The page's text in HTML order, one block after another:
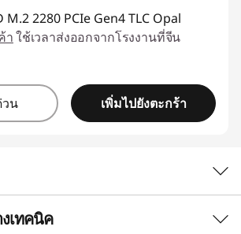
M.2 2280 PCIe Gen4 TLC Opal
าใช้เวลาส่งออกจากโรงงานที่จีน
น เพิ่มไปยังตะกร้า
ยความคิดสร้างสรรค์ของคุณ
เทคนิค